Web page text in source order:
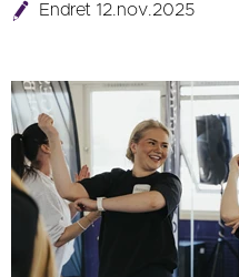
Endret 12.nov.2025